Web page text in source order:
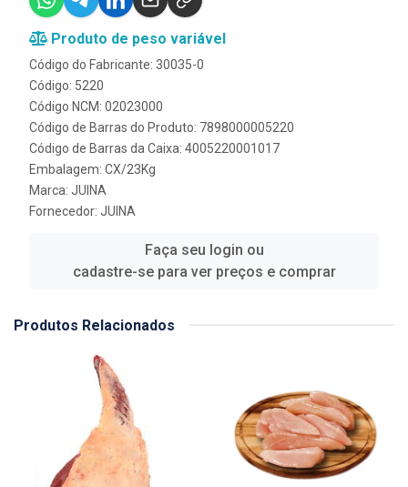
Produto de peso variável
Código do Fabricante: 30035-0
Código: 5220
Código NCM: 02023000
Código de Barras do Produto: 7898000005220
Código de Barras da Caixa: 4005220001017
Embalagem: CX/23Kg
Marca: JUINA
Fornecedor: JUINA
Faça seu login ou
cadastre-se para ver preços e comprar
Produtos Relacionados